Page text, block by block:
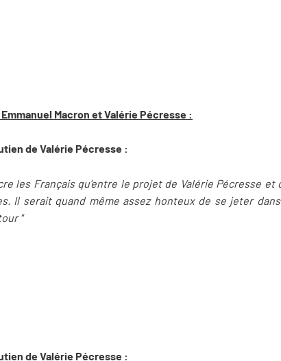
Macron et Valérie Pécresse :
de Valérie Pécresse :
les Français qu’entre le projet de Valérie Pécresse et
Il serait quand même assez honteux de se jeter dans
"
de Valérie Pécresse :